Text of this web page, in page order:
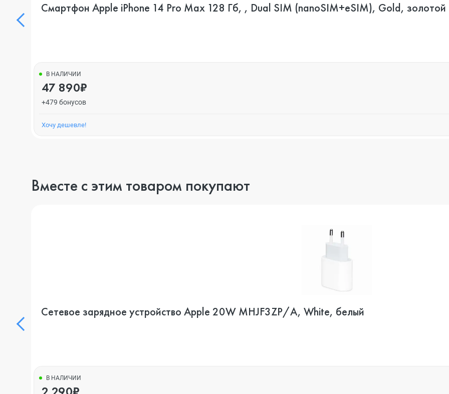
Смартфон Apple iPhone 14 Pro Max 128 Гб, , Dual SIM (nanoSIM+eSIM), Gold, золотой
В НАЛИЧИИ
47 890₽
+479 бонусов
Хочу дешевле!
Вместе с этим товаром покупают
Сетевое зарядное устройство Apple 20W MHJF3ZP/A, White, белый
В НАЛИЧИИ